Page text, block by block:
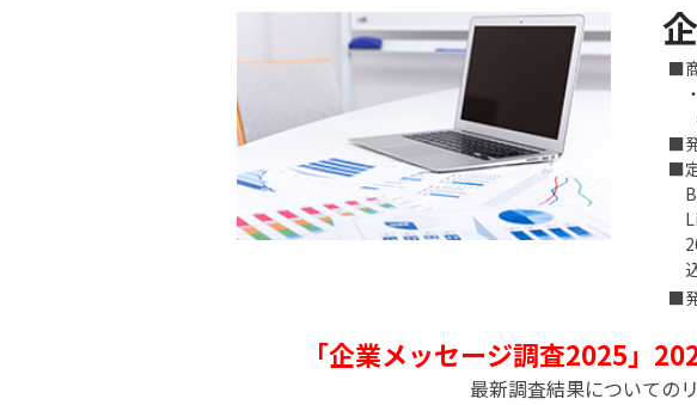
■
■
■
■
「企業メッセージ調査2025」
最新調査結果についての